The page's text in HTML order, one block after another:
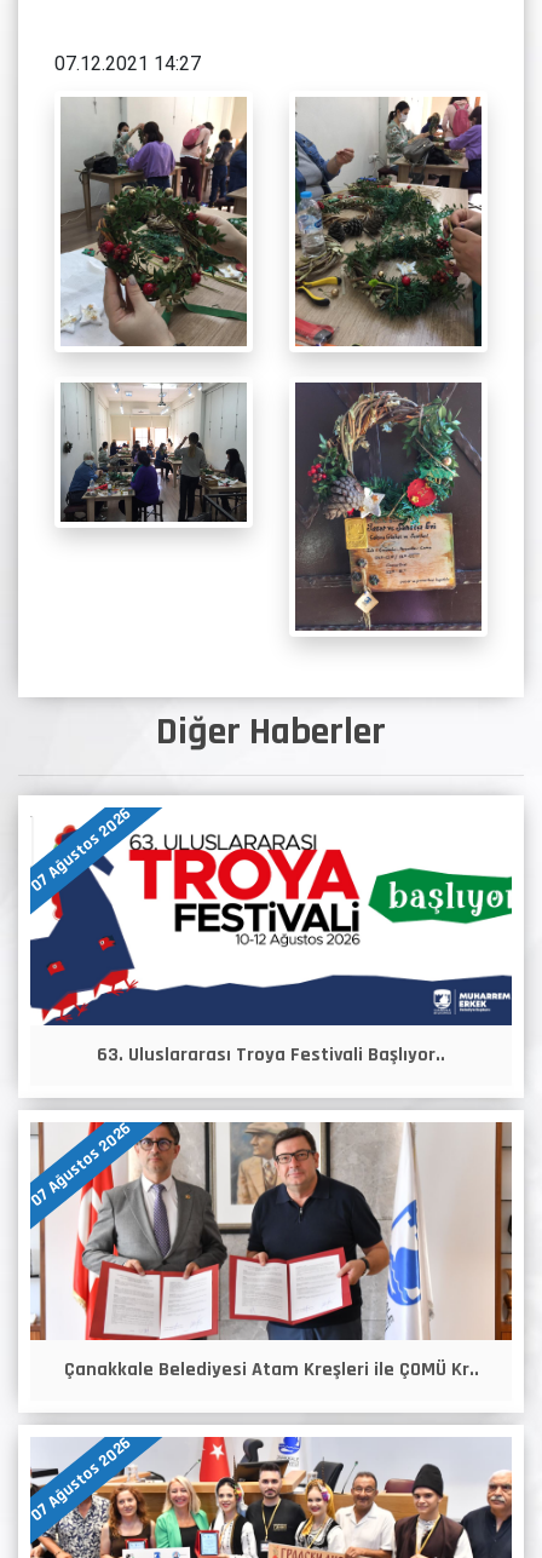
Diğer Haberler
07 Ağustos 2026
63. Uluslararası Troya Festivali Başlıyor..
07 Ağustos 2026
Çanakkale Belediyesi Atam Kreşleri ile ÇOMÜ Kr..
07 Ağustos 2026
07.12.2021 14:27